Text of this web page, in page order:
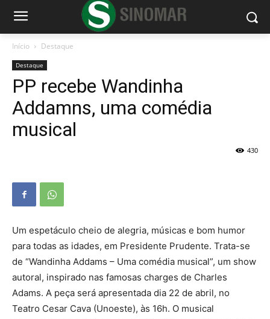
Início Destaque
Destaque
PP recebe Wandinha
Addamns, uma comédia
musical
430
Um espetáculo cheio de alegria, músicas e bom humor
para todas as idades, em Presidente Prudente. Trata-se
de “Wandinha Addams – Uma comédia musical”, um show
autoral, inspirado nas famosas charges de Charles
Adams. A peça será apresentada dia 22 de abril, no
Teatro Cesar Cava (Unoeste), às 16h. O musical